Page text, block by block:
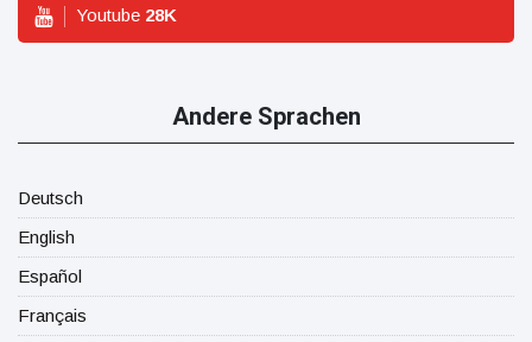
Youtube 28K
Andere Sprachen
Deutsch
English
Español
Français